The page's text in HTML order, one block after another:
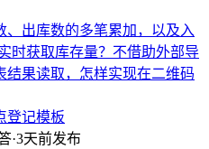
、出库数的多笔累加，以及入
时获取库存量？不借助外部导
结果读取，怎样实现在二维码
登记模板
·3天前发布